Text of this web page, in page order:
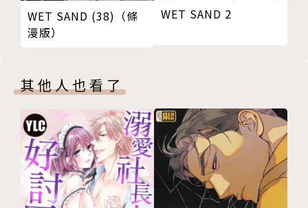
WET SAND (38)（條
漫版）
WET SAND 2
其他人也看了